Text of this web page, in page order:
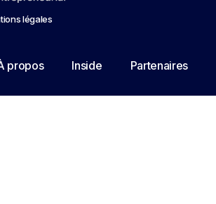
légales
propos Inside Partenaires